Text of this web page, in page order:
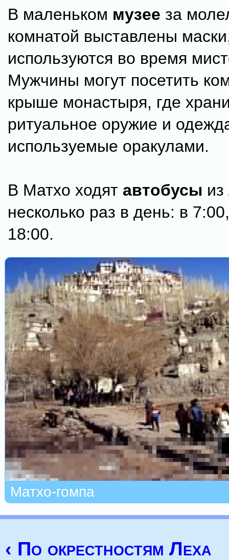
В маленьком музее за
комнатой выставлены
используются во время
Мужчины могут посетить
крыше монастыря, где
ритуальное оружие и
используемые оракулами.
В Матхо ходят автобусы
несколько раз в день: в
18:00.
Матхо-гомпа
‹ По окрестностям Леха